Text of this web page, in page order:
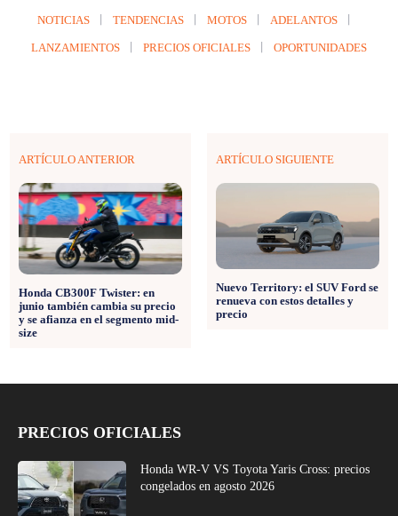
NOTICIAS TENDENCIAS MOTOS ADELANTOS
LANZAMIENTOS PRECIOS OFICIALES OPORTUNIDADES
ARTÍCULO ANTERIOR
Honda CB300F Twister: en
junio también cambia su precio
y se afianza en el segmento mid-
size
ARTÍCULO SIGUIENTE
Nuevo Territory: el SUV Ford se
renueva con estos detalles y
precio
PRECIOS OFICIALES
Honda WR-V VS Toyota Yaris Cross: precios
congelados en agosto 2026